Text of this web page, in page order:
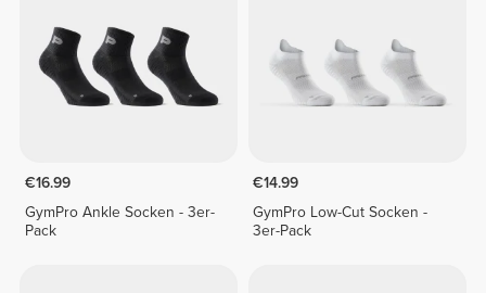
€16.99
GymPro Ankle Socken - 3er-
Pack
€14.99
GymPro Low-Cut Socken -
3er-Pack